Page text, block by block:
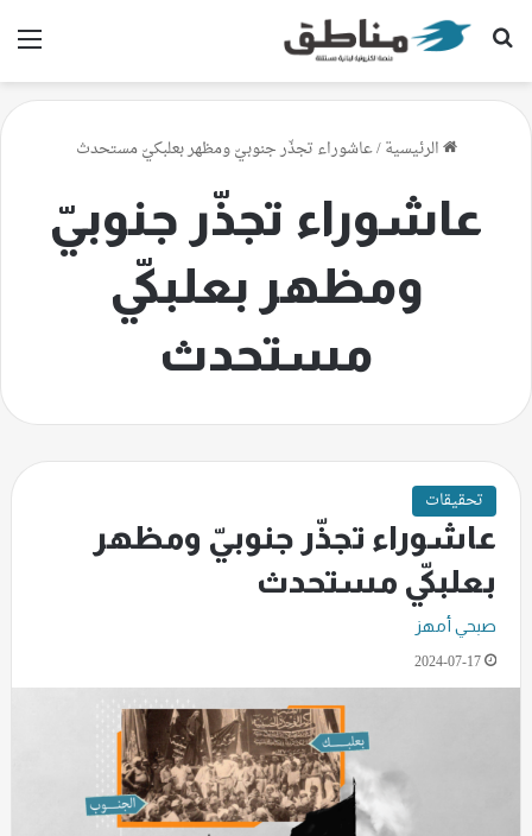
بحث عن
الرئيسية/عاشوراء تجذّر جنوبيّ ومظهر بعلبكيّ مستحدث
عاشوراء تجذّر جنوبيّ
ومظهر بعلبكيّ
مستحدث
تحقيقات
عاشوراء تجذّر جنوبيّ ومظهر
بعلبكيّ مستحدث
صبحي أمهز
2024-07-17